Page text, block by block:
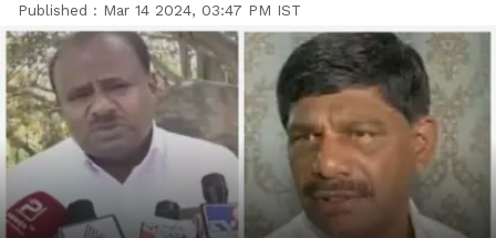
Published : Mar 14 2024, 03:47 PM IST